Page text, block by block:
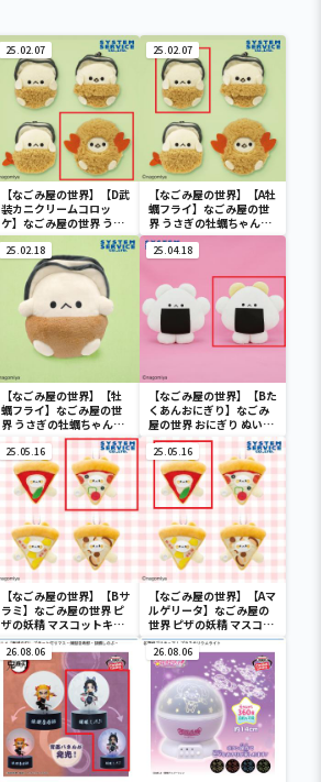
25.02.07
【なごみ屋の世界】【D武
装カニクリームコロッ
ケ】なごみ屋の世界 うさ
ぎの牡蠣ちゃんマスコッ
トキーチェーン
25.02.07
【なごみ屋の世界】【A牡
蠣フライ】なごみ屋の世
界 うさぎの牡蠣ちゃんマ
スコットキーチェーン
25.02.18
【なごみ屋の世界】【牡
蠣フライ】なごみ屋の世
界 うさぎの牡蠣ちゃんぬ
いぐるみXL プレミアム
25.04.18
【なごみ屋の世界】【Bた
くあんおにぎり】なごみ
屋の世界 おにぎり ぬいぐ
るみXL
25.05.16
【なごみ屋の世界】【Bサ
ラミ】なごみ屋の世界 ピ
ザの妖精 マスコットキー
チェーン
25.05.16
【なごみ屋の世界】【Aマ
ルゲリータ】なごみ屋の
世界 ピザの妖精 マスコッ
トキーチェーン
26.08.06 26.08.06